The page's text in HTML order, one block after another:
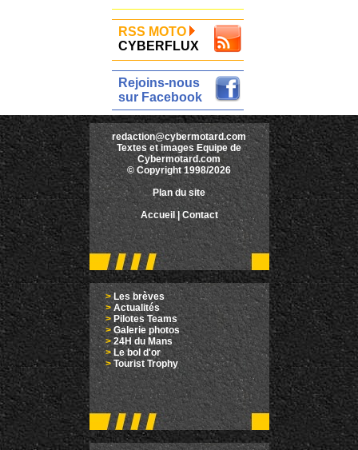
RSS MOTO
CYBERFLUX
Rejoins-nous
sur Facebook
redaction@cybermotard.com
Textes et images Equipe de
Cybermotard.com
© Copyright 1998/2026
Plan du site
Accueil |Contact
>Les brèves
> Actualités
> Pilotes Teams
>Galerie photos
>24H du Mans
>Le bol d'or
> Tourist Trophy